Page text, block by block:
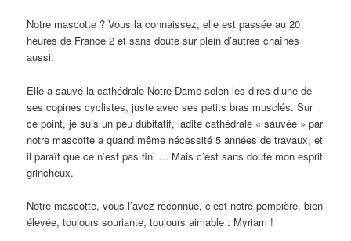
Notre mascotte ? Vous la connaissez, elle est passée au 20
heures de France 2 et sans doute sur plein d’autres chaînes
aussi.
Elle a sauvé la cathédrale Notre-Dame selon les dires d’une de
ses copines cyclistes, juste avec ses petits bras musclés. Sur
ce point, je suis un peu dubitatif, ladite cathédrale « sauvée » par
notre mascotte a quand même nécessité 5 années de travaux, et
il paraît que ce n’est pas fini … Mais c’est sans doute mon esprit
grincheux.
Notre mascotte, vous l’avez reconnue, c’est notre pompière, bien
élevée, toujours souriante, toujours aimable : Myriam !